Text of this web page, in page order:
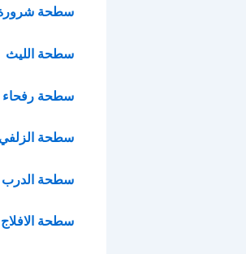
سطحة
سطحة الليث
سطحة رفحاء
سطحة
سطحة الدرب
سطحة الافلاج